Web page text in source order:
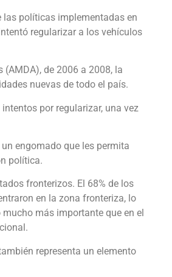
las políticas implementadas en
regularizar a los vehículos
de 2006 a 2008, la
nuevas de todo el país.
por regularizar, una vez
engomado que les permita
política.
fronterizos. El 68% de los
en la zona fronteriza, lo
más importante que en el
representa un elemento